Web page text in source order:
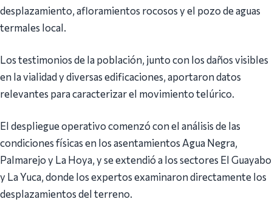
desplazamiento, afloramientos rocosos y el pozo de aguas
termales local.
Los testimonios de la población, junto con los daños visibles
en la vialidad y diversas edificaciones, aportaron datos
relevantes para caracterizar el movimiento telúrico.
El despliegue operativo comenzó con el análisis de las
condiciones físicas en los asentamientos Agua Negra,
Palmarejo y La Hoya, y se extendió a los sectores El Guayabo
y La Yuca, donde los expertos examinaron directamente los
desplazamientos del terreno.